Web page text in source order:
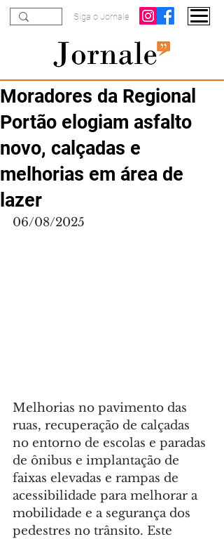
Siga o Jornale
Moradores da Regional
Portão elogiam asfalto
novo, calçadas e
melhorias em área de
lazer
06/08/2025
Melhorias no pavimento das
ruas, recuperação de calçadas
no entorno de escolas e paradas
de ônibus e implantação de
faixas elevadas e rampas de
acessibilidade para melhorar a
mobilidade e a segurança dos
pedestres no trânsito. Este